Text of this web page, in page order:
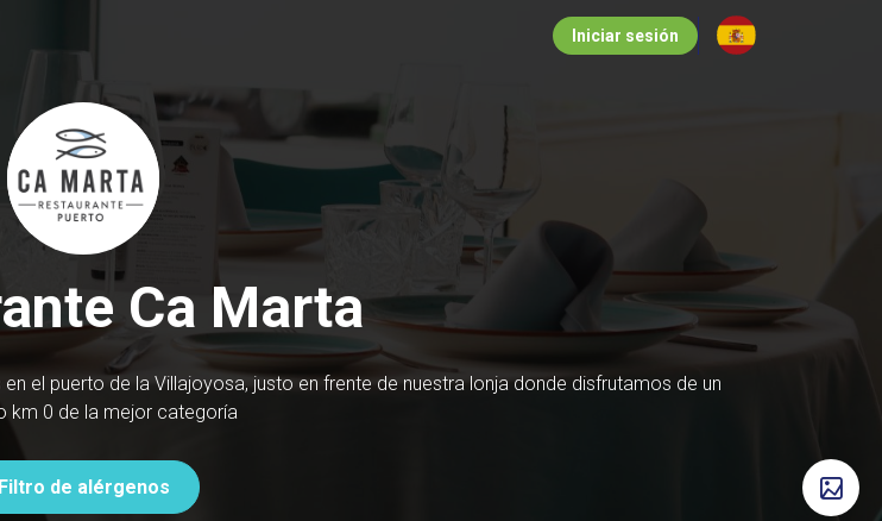
Iniciar sesión
Ca Marta
el puerto de la Villajoyosa, justo en frente de nuestra lonja donde disfrutamos de un
km 0 de la mejor categoría
Filtro de alérgenos